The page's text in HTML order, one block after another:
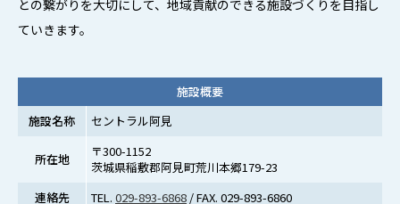
との繋がりを大切にして、地域貢献のできる施設づくりを目指し
ていきます。
施設概要
施設名称
セントラル阿見
所在地
〒300-1152
茨城県稲敷郡阿見町荒川本郷179-23
連絡先
TEL. 029-893-6868 / FAX. 029-893-6860